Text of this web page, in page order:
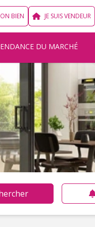
BIEN JE SUIS VENDEUR
DU MARCHÉ